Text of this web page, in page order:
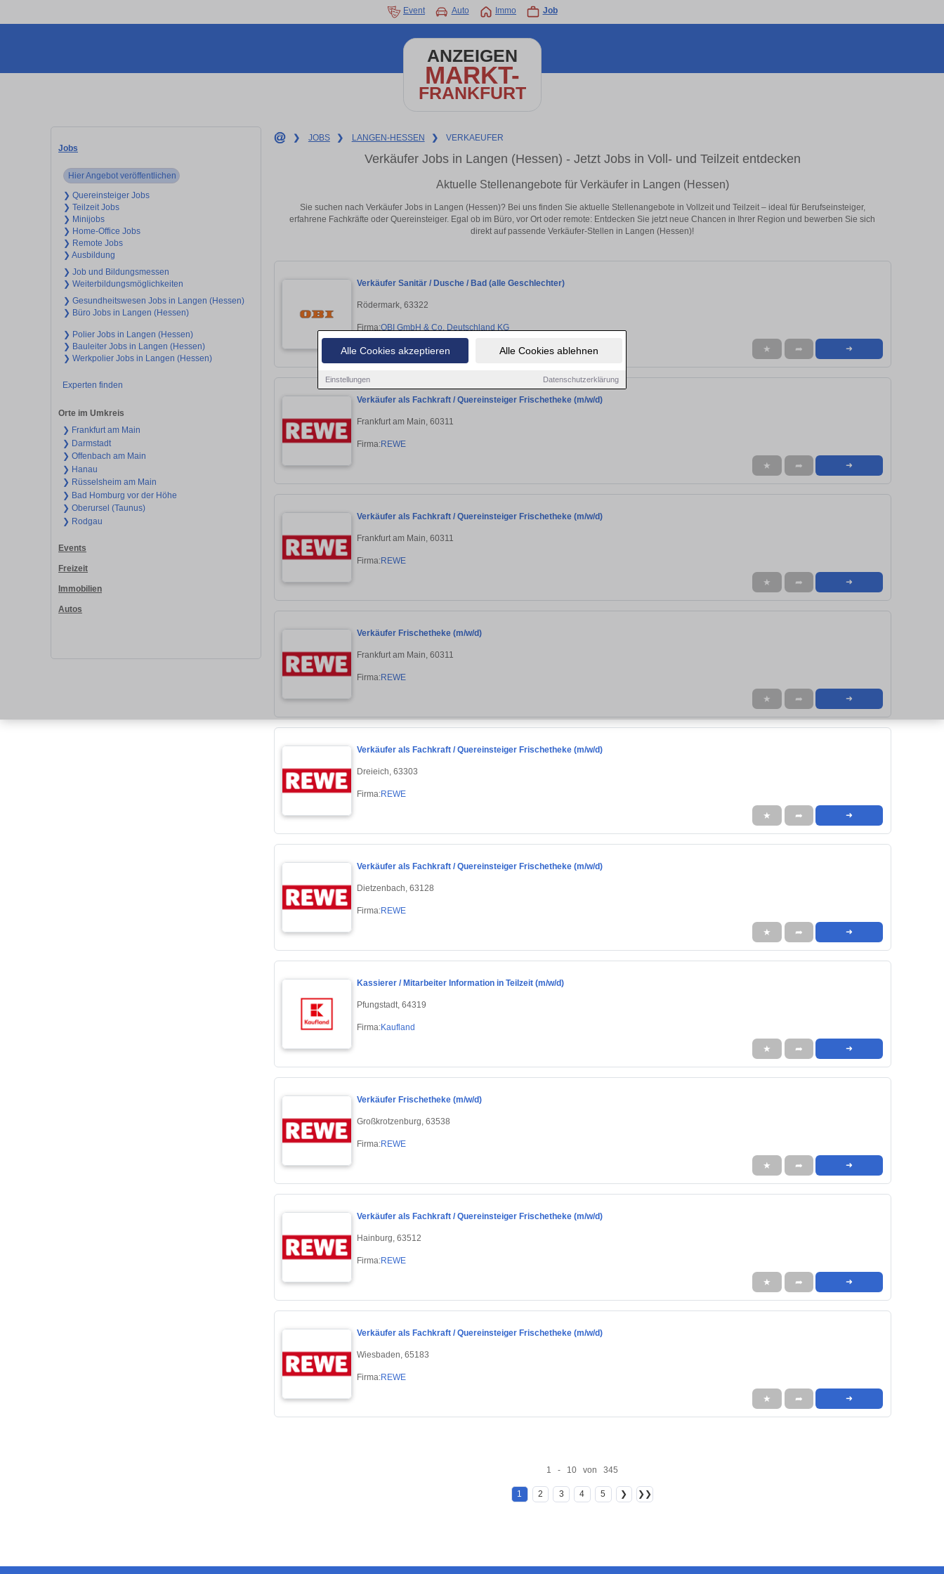
Alle Cookies akzeptieren Alle Cookies ablehnen
Einstellungen Datenschutzerklärung
Event Auto Immo Job
ANZEIGEN
MARKT-
FRANKFURT
Jobs
Hier Angebot veröffentlichen
❯ Quereinsteiger Jobs
❯ Teilzeit Jobs
❯ Minijobs
❯ Home-Office Jobs
❯ Remote Jobs
❯ Ausbildung
❯ Job und Bildungsmessen
❯ Weiterbildungsmöglichkeiten
❯ Gesundheitswesen Jobs in Langen (Hessen)
❯ Büro Jobs in Langen (Hessen)
❯ Polier Jobs in Langen (Hessen)
❯ Bauleiter Jobs in Langen (Hessen)
❯ Werkpolier Jobs in Langen (Hessen)
Experten finden
Orte im Umkreis
❯ Frankfurt am Main
❯ Darmstadt
❯ Offenbach am Main
❯ Hanau
❯ Rüsselsheim am Main
❯ Bad Homburg vor der Höhe
❯ Oberursel (Taunus)
❯ Rodgau
Events
Freizeit
Immobilien
Autos
❯ JOBS ❯ LANGEN-HESSEN ❯ VERKAEUFER
Verkäufer Jobs in Langen (Hessen) - Jetzt Jobs in Voll- und Teilzeit entdecken
Aktuelle Stellenangebote für Verkäufer in Langen (Hessen)
Sie suchen nach Verkäufer Jobs in Langen (Hessen)? Bei uns finden Sie aktuelle Stellenangebote in Vollzeit und Teilzeit – ideal für Berufseinsteiger,
erfahrene Fachkräfte oder Quereinsteiger. Egal ob im Büro, vor Ort oder remote: Entdecken Sie jetzt neue Chancen in Ihrer Region und bewerben Sie sich
direkt auf passende Verkäufer-Stellen in Langen (Hessen)!
Verkäufer Sanitär / Dusche / Bad (alle Geschlechter)
Rödermark, 63322
Firma:OBI GmbH & Co. Deutschland KG
★ ➦ ➜
Verkäufer als Fachkraft / Quereinsteiger Frischetheke (m/w/d)
Frankfurt am Main, 60311
Firma:REWE
★ ➦ ➜
Verkäufer als Fachkraft / Quereinsteiger Frischetheke (m/w/d)
Frankfurt am Main, 60311
Firma:REWE
★ ➦ ➜
Verkäufer Frischetheke (m/w/d)
Frankfurt am Main, 60311
Firma:REWE
★ ➦ ➜
Verkäufer als Fachkraft / Quereinsteiger Frischetheke (m/w/d)
Dreieich, 63303
Firma:REWE
★ ➦ ➜
Verkäufer als Fachkraft / Quereinsteiger Frischetheke (m/w/d)
Dietzenbach, 63128
Firma:REWE
★ ➦ ➜
Kassierer / Mitarbeiter Information in Teilzeit (m/w/d)
Pfungstadt, 64319
Firma:Kaufland
★ ➦ ➜
Verkäufer Frischetheke (m/w/d)
Großkrotzenburg, 63538
Firma:REWE
★ ➦ ➜
Verkäufer als Fachkraft / Quereinsteiger Frischetheke (m/w/d)
Hainburg, 63512
Firma:REWE
★ ➦ ➜
Verkäufer als Fachkraft / Quereinsteiger Frischetheke (m/w/d)
Wiesbaden, 65183
Firma:REWE
★ ➦ ➜
1 - 10 von 345
1 2 3 4 5 ❯ ❯❯